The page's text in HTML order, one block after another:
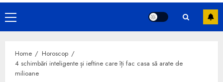
Primary
Menu
Home
Horoscop
4 schimbări inteligente și ieftine care îți fac casa să arate de
milioane